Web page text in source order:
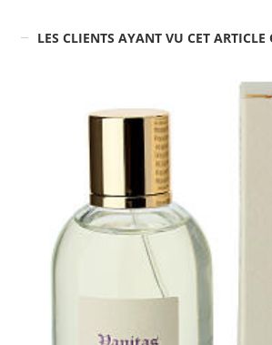
LES CLIENTS AYANT VU CET